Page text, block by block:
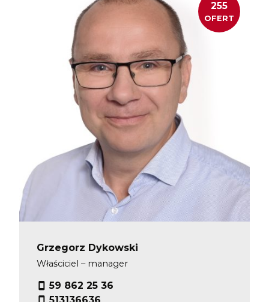
Grzegorz Dykowski
Właściciel – manager
59 862 25 36
255
OFERT